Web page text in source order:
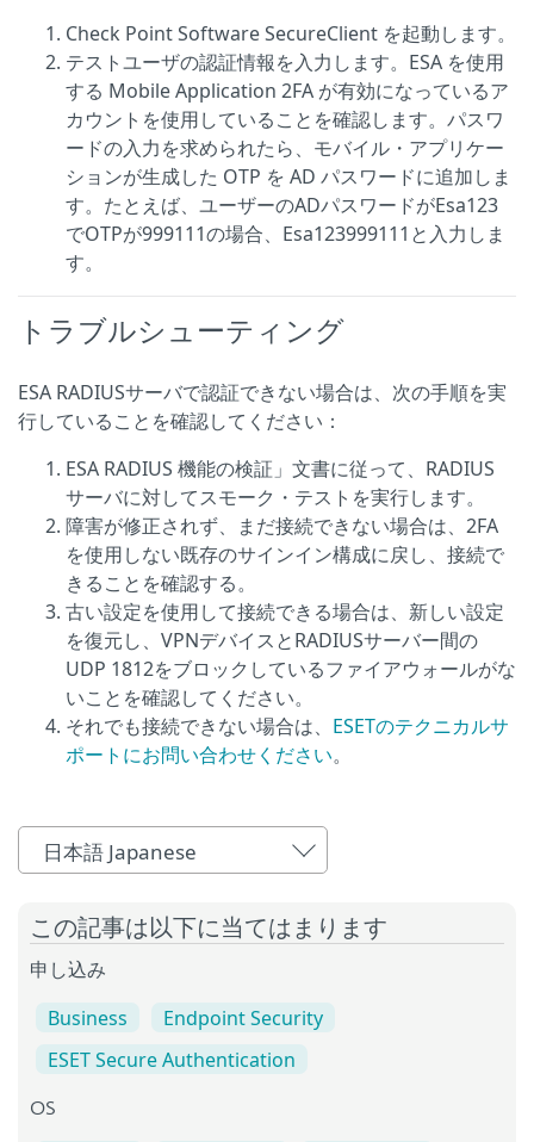
Check Point Software SecureClient を起動します。
テストユーザの認証情報を入力します。ESA を使用
する Mobile Application 2FA が有効になっているア
カウントを使用していることを確認します。パスワ
ードの入力を求められたら、モバイル・アプリケー
ションが生成した OTP を AD パスワードに追加しま
す。たとえば、ユーザーのADパスワードがEsa123
でOTPが999111の場合、Esa123999111と入力しま
す。
トラブルシューティング
ESA RADIUSサーバで認証できない場合は、次の手順を実
行していることを確認してください：
ESA RADIUS 機能の検証」文書に従って、RADIUS
サーバに対してスモーク・テストを実行します。
障害が修正されず、まだ接続できない場合は、2FA
を使用しない既存のサインイン構成に戻し、接続で
きることを確認する。
古い設定を使用して接続できる場合は、新しい設定
を復元し、VPNデバイスとRADIUSサーバー間の
UDP 1812をブロックしているファイアウォールがな
いことを確認してください。
それでも接続できない場合は、 ESETのテクニカルサ
ポートにお問い合わせください。
日本語 Japanese
この記事は以下に当てはまります
申し込み
Business
Endpoint Security
ESET Secure Authentication
OS